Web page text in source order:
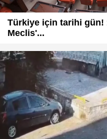
Türkiye için tarihi gün!
Meclis'...